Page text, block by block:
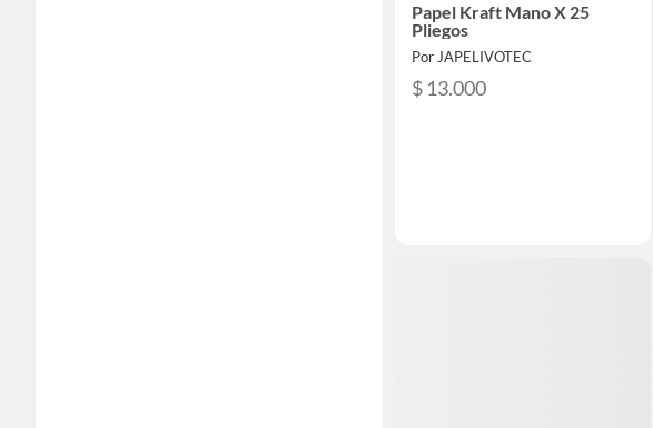
Papel Kraft Mano X 25
Pliegos
Por JAPELIVOTEC
$ 13.000